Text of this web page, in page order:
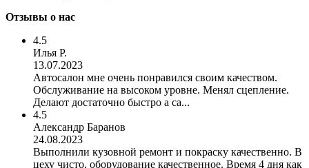
Отзывы о нас
4.5
Илья Р.
13.07.2023
Автосалон мне очень понравился своим качеством.
Обслуживание на высоком уровне. Менял сцепление.
Делают достаточно быстро а са...
4.5
Александр Баранов
24.08.2023
Выполнили кузовной ремонт и покраску качественно. В
цеху чисто, оборудование качественное. Время 4 дня как